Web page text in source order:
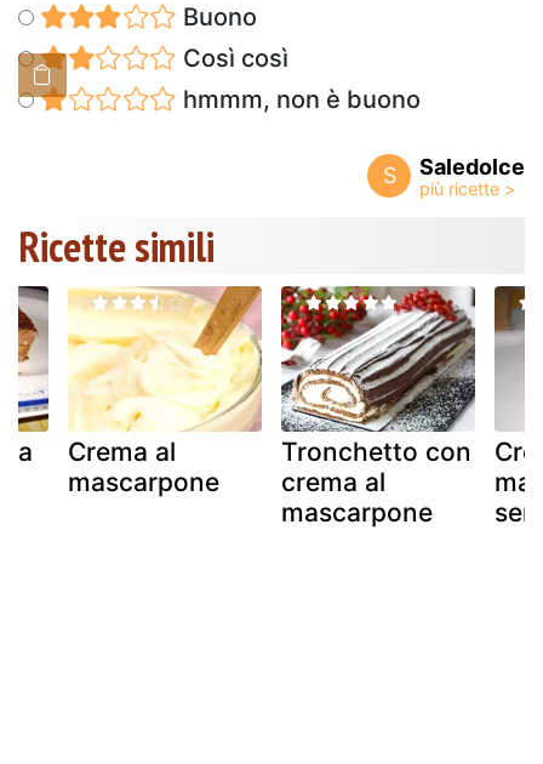
Buono
Così così
hmmm, non è buono
S Saledolce
Ricette simili
Crema al
mascarpone
Tronchetto con
crema al
mascarpone